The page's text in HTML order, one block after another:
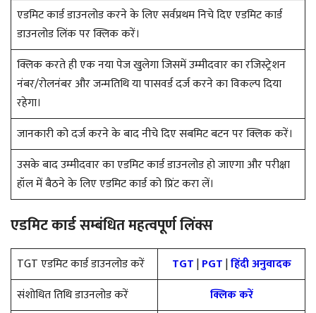
एडमिट कार्ड डाउनलोड करने के लिए सर्वप्रथम निचे दिए एडमिट कार्ड
डाउनलोड लिंक पर क्लिक करें।
क्लिक करते ही एक नया पेज खुलेगा जिसमें उम्मीदवार का रजिस्ट्रेशन
नंबर/रोलनंबर और जन्मतिथि या पासवर्ड दर्ज करने का विकल्प दिया
रहेगा।
जानकारी को दर्ज करने के बाद नीचे दिए सबमिट बटन पर क्लिक करें।
उसके बाद उम्मीदवार का एडमिट कार्ड डाउनलोड हो जाएगा और परीक्षा
हॉल में बैठने के लिए एडमिट कार्ड को प्रिंट करा लें।
एडमिट कार्ड सम्बंधित महत्वपूर्ण लिंक्स
TGT एडमिट कार्ड डाउनलोड करें TGT|PGT|हिंदी अनुवादक
संशोधित तिथि डाउनलोड करें
क्लिक करें